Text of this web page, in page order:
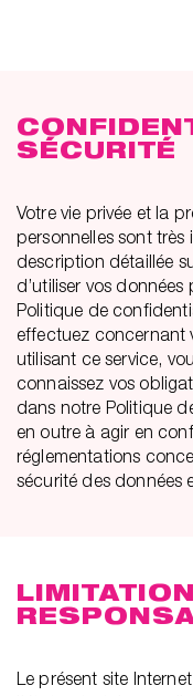
SÉCURITÉ
Votre vie privée et la
personnelles sont
description détaillée
d’utiliser vos
Politique de
effectuez concernant
utilisant ce service,
connaissez vos
dans notre Politique
en outre à agir en
réglementations
sécurité des données
Le présent site